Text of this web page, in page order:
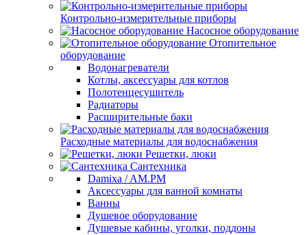
Контрольно-измерительные приборы
Насосное оборудование
Отопительное
оборудование
Водонагреватели
Котлы, аксессуары для котлов
Полотенцесушитель
Радиаторы
Расширительные баки
Расходные материалы для водоснабжения
Решетки, люки
Сантехника
Damixa / AM.PM
Аксессуары для ванной комнаты
Ванны
Душевое оборудование
Душевые кабины, уголки, поддоны